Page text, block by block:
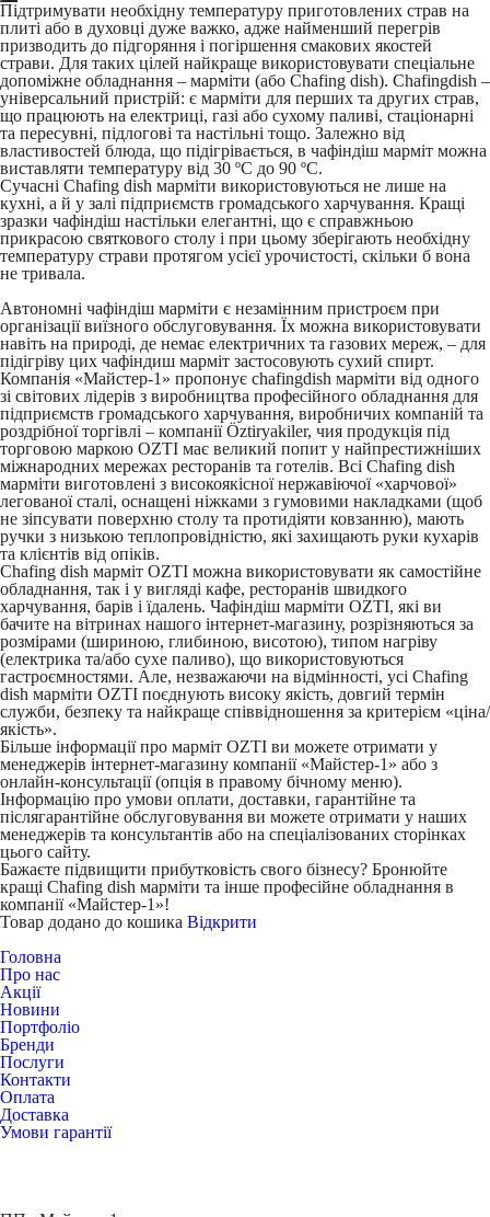
Підтримувати необхідну температуру приготовлених страв на
плиті або в духовці дуже важко, адже найменший перегрів
призводить до підгоряння і погіршення смакових якостей
страви. Для таких цілей найкраще використовувати спеціальне
допоміжне обладнання – марміти (або Chafing dish). Chafingdish –
універсальний пристрій: є марміти для перших та других страв,
що працюють на електриці, газі або сухому паливі, стаціонарні
та пересувні, підлогові та настільні тощо. Залежно від
властивостей блюда, що підігрівається, в чафіндіш марміт можна
виставляти температуру від 30 ºС до 90 ºС.
Сучасні Chafing dish марміти використовуються не лише на
кухні, а й у залі підприємств громадського харчування. Кращі
зразки чафіндіш настільки елегантні, що є справжньою
прикрасою святкового столу і при цьому зберігають необхідну
температуру страви протягом усієї урочистості, скільки б вона
не тривала.
Автономні чафіндіш марміти є незамінним пристроєм при
організації виїзного обслуговування. Їх можна використовувати
навіть на природі, де немає електричних та газових мереж, – для
підігріву цих чафіндиш марміт застосовують сухий спирт.
Компанія «Майстер-1» пропонує chafingdish марміти від одного
зі світових лідерів з виробництва професійного обладнання для
підприємств громадського харчування, виробничих компаній та
роздрібної торгівлі – компанії Öztiryakiler, чия продукція під
торговою маркою OZTI має великий попит у найпрестижніших
міжнародних мережах ресторанів та готелів. Всі Chafing dish
марміти виготовлені з високоякісної нержавіючої «харчової»
легованої сталі, оснащені ніжками з гумовими накладками (щоб
не зіпсувати поверхню столу та протидіяти ковзанню), мають
ручки з низькою теплопровідністю, які захищають руки кухарів
та клієнтів від опіків.
Chafing dish марміт OZTI можна використовувати як самостійне
обладнання, так і у вигляді кафе, ресторанів швидкого
харчування, барів і їдалень. Чафіндіш марміти OZTI, які ви
бачите на вітринах нашого інтернет-магазину, розрізняються за
розмірами (шириною, глибиною, висотою), типом нагріву
(електрика та/або сухе паливо), що використовуються
гастроємностями. Але, незважаючи на відмінності, усі Chafing
dish марміти OZTI поєднують високу якість, довгий термін
служби, безпеку та найкраще співвідношення за критерієм «ціна/
якість».
Більше інформації про марміт OZTI ви можете отримати у
менеджерів інтернет-магазину компанії «Майстер-1» або з
онлайн-консультації (опція в правому бічному меню).
Інформацію про умови оплати, доставки, гарантійне та
післягарантійне обслуговування ви можете отримати у наших
менеджерів та консультантів або на спеціалізованих сторінках
цього сайту.
Бажаєте підвищити прибутковість свого бізнесу? Бронюйте
кращі Chafing dish марміти та інше професійне обладнання в
компанії «Майстер-1»!
Товар додано до кошика Відкрити
Головна
Про нас
Акції
Новини
Портфоліо
Бренди
Послуги
Контакти
Оплата
Доставка
Умови гарантії